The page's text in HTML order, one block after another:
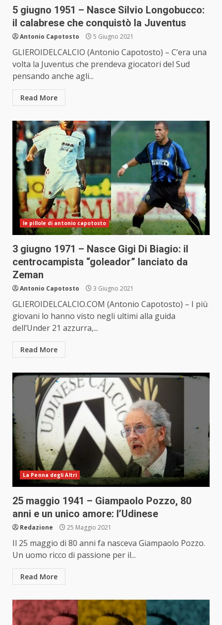
5 giugno 1951 – Nasce Silvio Longobucco:
il calabrese che conquistò la Juventus
Antonio Capotosto 5 Giugno 2021
GLIEROIDELCALCIO (Antonio Capotosto) – C’era una
volta la Juventus che prendeva giocatori del Sud
pensando anche agli...
Read More
le pillole di antonio capotosto
3 giugno 1971 – Nasce Gigi Di Biagio: il
centrocampista “goleador” lanciato da
Zeman
Antonio Capotosto 3 Giugno 2021
GLIEROIDELCALCIO.COM (Antonio Capotosto) – I più
giovani lo hanno visto negli ultimi alla guida
dell’Under 21 azzurra,...
Read More
La Penna degli Altri
25 maggio 1941 – Giampaolo Pozzo, 80
anni e un unico amore: l’Udinese
Redazione 25 Maggio 2021
Il 25 maggio di 80 anni fa nasceva Giampaolo Pozzo.
Un uomo ricco di passione per il...
Read More